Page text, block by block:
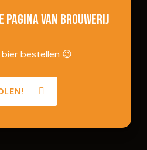
pagina van Brouwerij
bestellen 😉